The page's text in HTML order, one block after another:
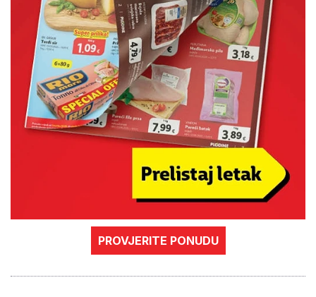
PROVJERITE PONUDU